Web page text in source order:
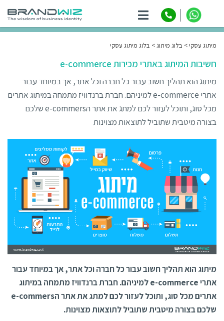
מיתוג עסקי בלוג מיתוג בלוג מיתוג עסקי
חשיבות המיתוג באתרי מכירות e-commerce
מיתוג הוא תהליך חשוב עבור כל חברה וכל אתר, אך במיוחד עבור
אתרי e-commerce למיניהם. חברת ברנדוויז מתמחה במיתוג אתרים
מכל סוג, ותוכל לעזור לכם למתג את אתר הe-commers שלכם
בצורה מיטבית שתוביל לתוצאות מצוינות
מיתוג הוא תהליך חשוב עבור כל חברה וכל אתר, אך במיוחד עבור
אתרי e-commerce למיניהם. חברת ברנדוויז מתמחה במיתוג
אתרים מכל סוג, ותוכל לעזור לכם למתג את אתר הe-commers
שלכם בצורה מיטבית שתוביל לתוצאות מצוינות.